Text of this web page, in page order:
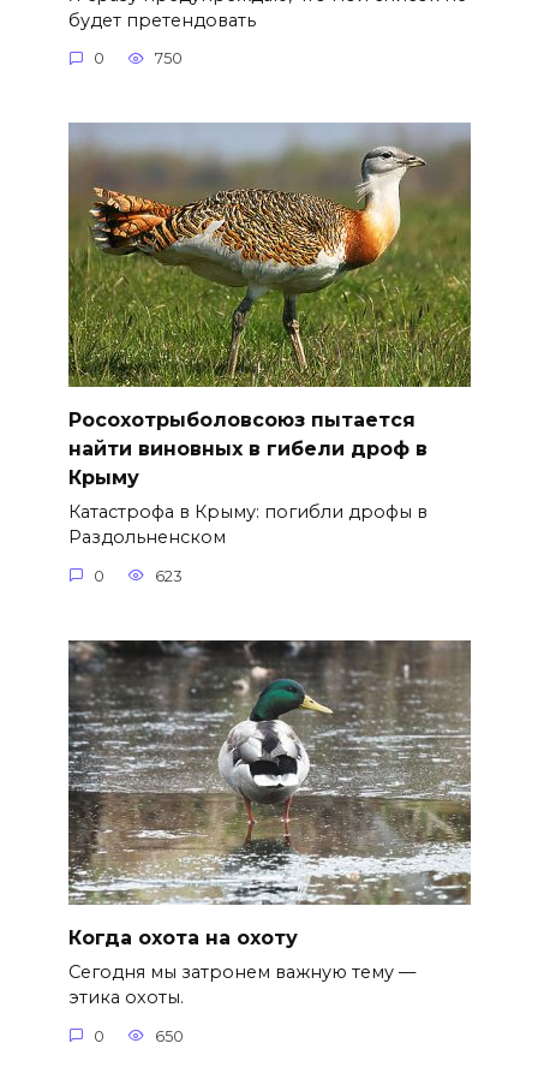
будет претендовать
0 750
Росохотрыболовсоюз пытается
найти виновных в гибели дроф в
Крыму
Катастрофа в Крыму: погибли дрофы в
Раздольненском
0 623
Когда охота на охоту
Сегодня мы затронем важную тему —
этика охоты.
0 650